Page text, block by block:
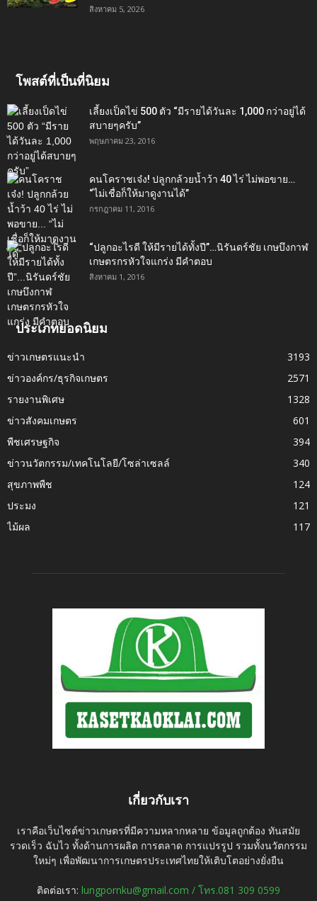
สิงหาคม 5, 2026
โพสต์ที่เป็นที่นิยม
เลี้ยงเป็ดไข่ 500 ตัว “มีรายได้วันละ 1,000 กว่าอยู่ได้
สบายๆครับ”
พฤษภาคม 23, 2016
คนโคราชเจ๋ง! ปลูกกล้วยน้ำว้า 40 ไร่ ไม่พอขาย…
“ไม่เชื่อก็ให้มาดูงานได้”‬
กรกฎาคม 11, 2016
“ปลูกอะไรดี ให้มีรายได้ทั้งปี”…นิรันดร์ชัย เกษบึงกาฬ
เกษตรกรหัวใจแกร่ง มีคำตอบ
สิงหาคม 1, 2016
ประเภทยอดนิยม
ข่าวเกษตรแนะนำ
3193
ข่าวองค์กร/ธุรกิจเกษตร
2571
รายงานพิเศษ
1328
ข่าวสังคมเกษตร
601
พืชเศรษฐกิจ
394
ข่าวนวัตกรรม/เทคโนโลยี/โซล่าเซลล์
340
สุขภาพพืช
124
ประมง
121
ไม้ผล
117
เกี่ยวกับเรา
เราคือเว็บไซต์ข่าวเกษตรที่มีความหลากหลาย ข้อมูลถูกต้อง ทันสมัย
รวดเร็ว ฉับไว ทั้งด้านการผลิต การตลาด การแปรรูป รวมทั้งนวัตกรรม
ใหม่ๆ เพื่อพัฒนาการเกษตรประเทศไทยให้เติบโตอย่างยั่งยืน
ติดต่อเรา: lungpornku@gmail.com / โทร.081 309 0599